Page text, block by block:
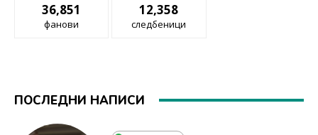
36,851
фанови
12,358
следбеници
ПОСЛЕДНИ НАПИСИ